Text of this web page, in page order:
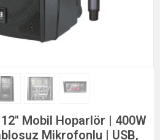
Mobil Hoparlör | 400W
Mikrofonlu | USB,